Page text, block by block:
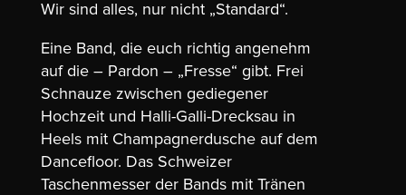
Wir sind alles, nur nicht „Standard“.
Eine Band, die euch richtig angenehm
auf die – Pardon – „Fresse“ gibt. Frei
Schnauze zwischen gediegener
Hochzeit und Halli-Galli-Drecksau in
Heels mit Champagnerdusche auf dem
Dancefloor. Das Schweizer
Taschenmesser der Bands mit Tränen